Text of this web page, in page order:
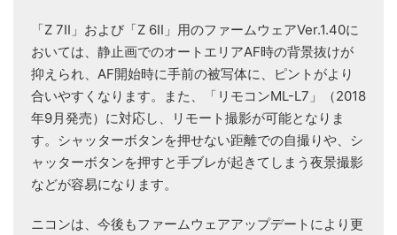
「Z 7II」および「Z 6II」用のファームウェアVer.1.40に
おいては、静止画でのオートエリアAF時の背景抜けが
抑えられ、AF開始時に手前の被写体に、ピントがより
合いやすくなります。また、「リモコンML-L7」（2018
年9月発売）に対応し、リモート撮影が可能となりま
す。シャッターボタンを押せない距離での自撮りや、シ
ャッターボタンを押すと手ブレが起きてしまう夜景撮影
などが容易になります。
ニコンは、今後もファームウェアアップデートにより更